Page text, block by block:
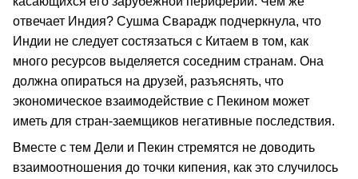
отвечает Индия? Сушма Сварадж подчеркнула, что
Индии не следует состязаться с Китаем в том, как
много ресурсов выделяется соседним странам. Она
должна опираться на друзей, разъяснять, что
экономическое взаимодействие с Пекином может
иметь для стран-заемщиков негативные последствия.
Вместе с тем Дели и Пекин стремятся не доводить
взаимоотношения до точки кипения, как это случилось